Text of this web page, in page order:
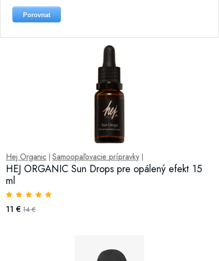
Porovnat
Hej Organic Samoopaľovacie prípravky
HEJ ORGANIC Sun Drops pre opálený efekt 15
ml
11 € 14 €